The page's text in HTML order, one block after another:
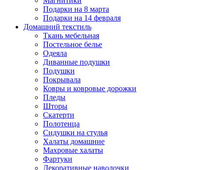
Подарки на 8 марта
Подарки на 14 февраля
Домашний текстиль
Ткань мебельная
Постельное белье
Одеяла
Диванные подушки
Подушки
Покрывала
Ковры и ковровые дорожки
Пледы
Шторы
Скатерти
Полотенца
Сидушки на стулья
Халаты домашние
Махровые халаты
Фартуки
Декоративные наволочки